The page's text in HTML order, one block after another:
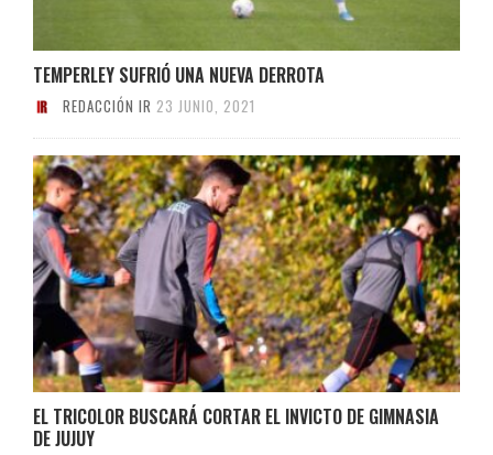
TEMPERLEY SUFRIÓ UNA NUEVA DERROTA
REDACCIÓN IR 23 JUNIO, 2021
EL TRICOLOR BUSCARÁ CORTAR EL INVICTO DE GIMNASIA
DE JUJUY